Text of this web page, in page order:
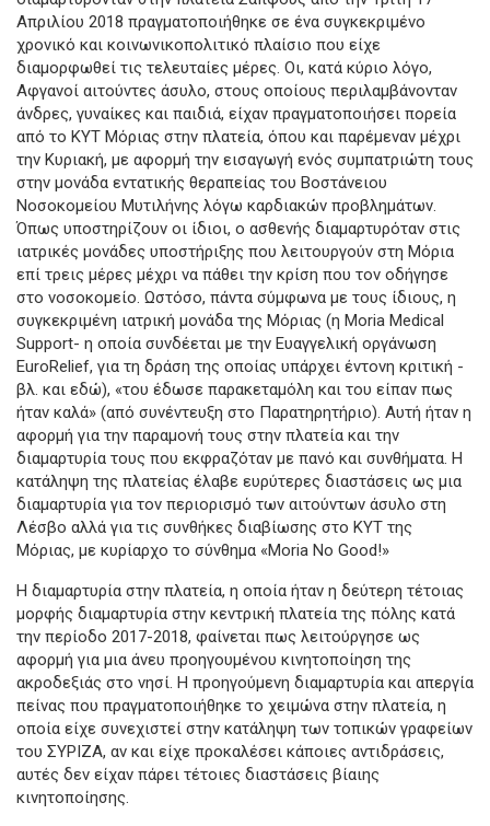
Απριλίου 2018 πραγματοποιήθηκε σε ένα συγκεκριμένο
χρονικό και κοινωνικοπολιτικό πλαίσιο που είχε
διαμορφωθεί τις τελευταίες μέρες. Οι, κατά κύριο λόγο,
Αφγανοί αιτούντες άσυλο, στους οποίους περιλαμβάνονταν
άνδρες, γυναίκες και παιδιά, είχαν πραγματοποιήσει πορεία
από το ΚΥΤ Μόριας στην πλατεία, όπου και παρέμεναν μέχρι
την Κυριακή, με αφορμή την εισαγωγή ενός συμπατριώτη τους
στην μονάδα εντατικής θεραπείας του Βοστάνειου
Νοσοκομείου Μυτιλήνης λόγω καρδιακών προβλημάτων.
Όπως υποστηρίζουν οι ίδιοι, ο ασθενής διαμαρτυρόταν στις
ιατρικές μονάδες υποστήριξης που λειτουργούν στη Μόρια
επί τρεις μέρες μέχρι να πάθει την κρίση που τον οδήγησε
στο νοσοκομείο. Ωστόσο, πάντα σύμφωνα με τους ίδιους, η
συγκεκριμένη ιατρική μονάδα της Μόριας (η Moria Medical
Support- η οποία συνδέεται με την Ευαγγελική οργάνωση
EuroRelief, για τη δράση της οποίας υπάρχει έντονη κριτική -
βλ. και εδώ), «του έδωσε παρακεταμόλη και του είπαν πως
ήταν καλά» (από συνέντευξη στο Παρατηρητήριο). Αυτή ήταν η
αφορμή για την παραμονή τους στην πλατεία και την
διαμαρτυρία τους που εκφραζόταν με πανό και συνθήματα. Η
κατάληψη της πλατείας έλαβε ευρύτερες διαστάσεις ως μια
διαμαρτυρία για τον περιορισμό των αιτούντων άσυλο στη
Λέσβο αλλά για τις συνθήκες διαβίωσης στο ΚΥΤ της
Μόριας, με κυρίαρχο το σύνθημα «Moria No Good!»
Η διαμαρτυρία στην πλατεία, η οποία ήταν η δεύτερη τέτοιας
μορφής διαμαρτυρία στην κεντρική πλατεία της πόλης κατά
την περίοδο 2017-2018, φαίνεται πως λειτούργησε ως
αφορμή για μια άνευ προηγουμένου κινητοποίηση της
ακροδεξιάς στο νησί. Η προηγούμενη διαμαρτυρία και απεργία
πείνας που πραγματοποιήθηκε το χειμώνα στην πλατεία, η
οποία είχε συνεχιστεί στην κατάληψη των τοπικών γραφείων
του ΣΥΡΙΖΑ, αν και είχε προκαλέσει κάποιες αντιδράσεις,
αυτές δεν είχαν πάρει τέτοιες διαστάσεις βίαιης
κινητοποίησης.